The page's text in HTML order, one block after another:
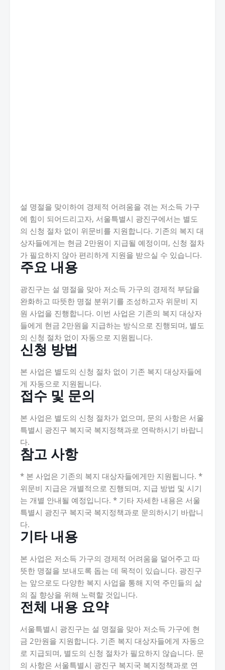
설 명절을 맞이하여 경제적 어려움을 겪는 저소득 가구
에 힘이 되어드리고자, 서울특별시 광진구에서는 별도
의 신청 절차 없이 위문비를 지원합니다. 기존의 복지 대
상자들에게는 현금 2만원이 지급될 예정이며, 신청 절차
가 필요하지 않아 편리하게 지원을 받으실 수 있습니다.
주요 내용
광진구는 설 명절을 맞아 저소득 가구의 경제적 부담을
완화하고 따뜻한 명절 분위기를 조성하고자 위문비 지
원 사업을 진행합니다. 이번 사업은 기존의 복지 대상자
들에게 현금 2만원을 지급하는 방식으로 진행되며, 별도
의 신청 절차 없이 자동으로 지원됩니다.
신청 방법
본 사업은 별도의 신청 절차 없이 기존 복지 대상자들에
게 자동으로 지원됩니다.
접수 및 문의
본 사업은 별도의 신청 절차가 없으며, 문의 사항은 서울
특별시 광진구 복지국 복지정책과로 연락하시기 바랍니
다.
참고 사항
* 본 사업은 기존의 복지 대상자들에게만 지원됩니다. *
위문비 지급은 개별적으로 진행되며, 지급 방법 및 시기
는 개별 안내될 예정입니다. * 기타 자세한 내용은 서울
특별시 광진구 복지국 복지정책과로 문의하시기 바랍니
다.
기타 내용
본 사업은 저소득 가구의 경제적 어려움을 덜어주고 따
뜻한 명절을 보내도록 돕는 데 목적이 있습니다. 광진구
는 앞으로도 다양한 복지 사업을 통해 지역 주민들의 삶
의 질 향상을 위해 노력할 것입니다.
전체 내용 요약
서울특별시 광진구는 설 명절을 맞아 저소득 가구에 현
금 2만원을 지원합니다. 기존 복지 대상자들에게 자동으
로 지급되며, 별도의 신청 절차가 필요하지 않습니다. 문
의 사항은 서울특별시 광진구 복지국 복지정책과로 연